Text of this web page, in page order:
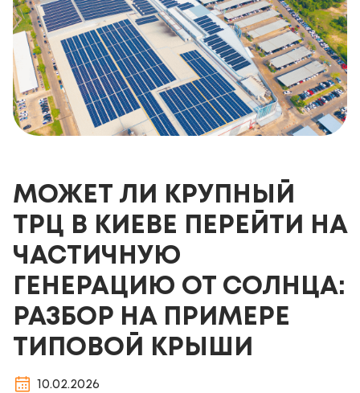
МОЖЕТ ЛИ КРУПНЫЙ
ТРЦ В КИЕВЕ ПЕРЕЙТИ НА
ЧАСТИЧНУЮ
ГЕНЕРАЦИЮ ОТ СОЛНЦА:
РАЗБОР НА ПРИМЕРЕ
ТИПОВОЙ КРЫШИ
10.02.2026